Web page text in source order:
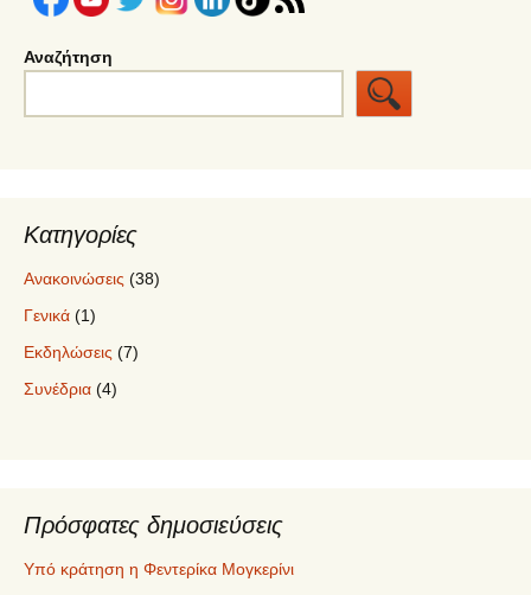
Αναζήτηση
Κατηγορίες
Ανακοινώσεις (38)
Γενικά (1)
Εκδηλώσεις (7)
Συνέδρια (4)
Πρόσφατες δημοσιεύσεις
Υπό κράτηση η Φεντερίκα Μογκερίνι